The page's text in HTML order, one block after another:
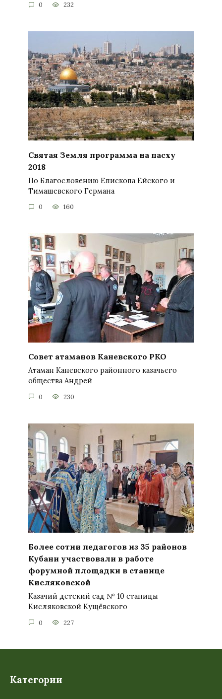
0 232
Святая Земля программа на пасху
2018
По Благословению Епископа Ейского и
Тимашевского Германа
0 160
Совет атаманов Каневского РКО
Атаман Каневского районного казачьего
общества Андрей
0 230
Более сотни педагогов из 35 районов
Кубани участвовали в работе
форумной площадки в станице
Кисляковской
Казачий детский сад № 10 станицы
Кисляковской Кущёвского
0 227
Категории